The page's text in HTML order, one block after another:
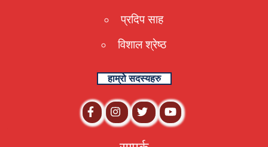
प्रदिप साह
विशाल श्रेष्ठ
हाम्रो सदस्यहरु